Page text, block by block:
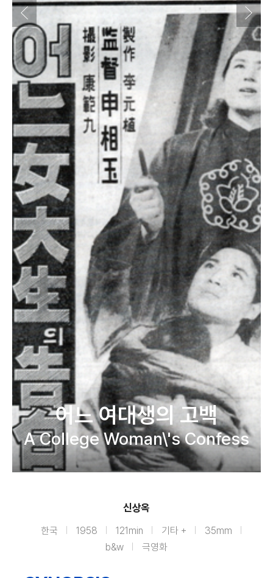
어느 여대생의 고백
A College Woman\'s Confess
신상옥
한국 1958 121min 기타 +
35mm
b&w
극영화